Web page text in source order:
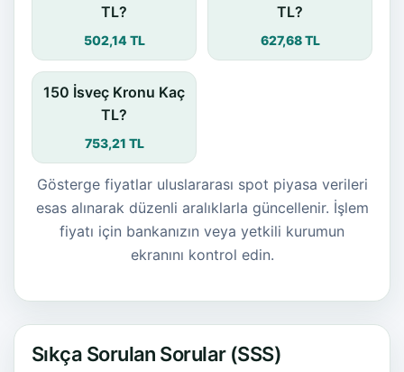
TL?
502,14 TL
TL?
627,68 TL
150 İsveç Kronu Kaç
TL?
753,21 TL
Gösterge fiyatlar uluslararası spot piyasa verileri
esas alınarak düzenli aralıklarla güncellenir. İşlem
fiyatı için bankanızın veya yetkili kurumun
ekranını kontrol edin.
Sıkça Sorulan Sorular (SSS)